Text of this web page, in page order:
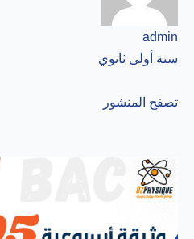
admin
سنة أولى ثانوي
تصفح المنشور